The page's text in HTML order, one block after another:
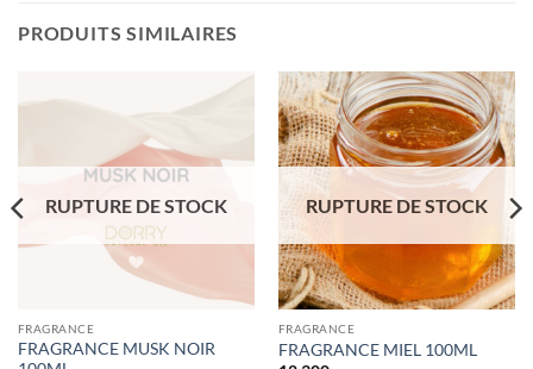
PRODUITS SIMILAIRES
RUPTURE DE STOCK
FRAGRANCE
FRAGRANCE MUSK NOIR
RUPTURE DE STOCK
FRAGRANCE
FRAGRANCE MIEL 100ML